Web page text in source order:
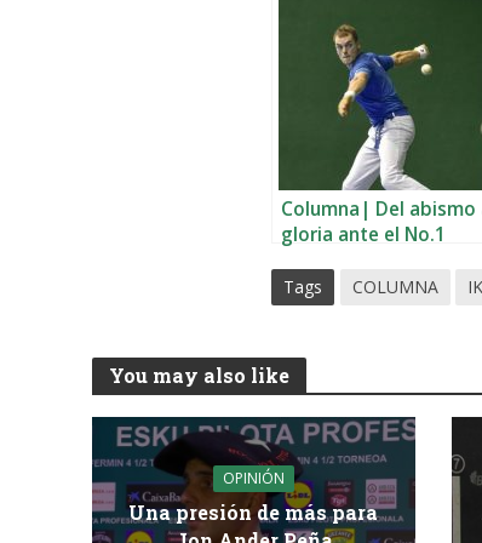
Columna| Del abismo
gloria ante el No.1
Tags COLUMNA
You may also like
OPINIÓN
Una presión de más para